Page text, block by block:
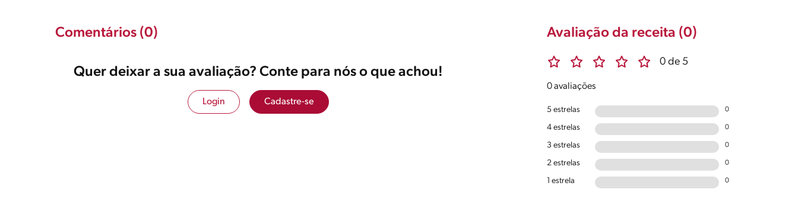
Avaliação da receita (0)
0 de 5
0 avaliações
5 estrelas 0
4 estrelas 0
3 estrelas 0
2 estrelas 0
1 estrela 0
Comentários (0)
Quer deixar a sua avaliação? Conte para nós o que achou!
Login Cadastre-se